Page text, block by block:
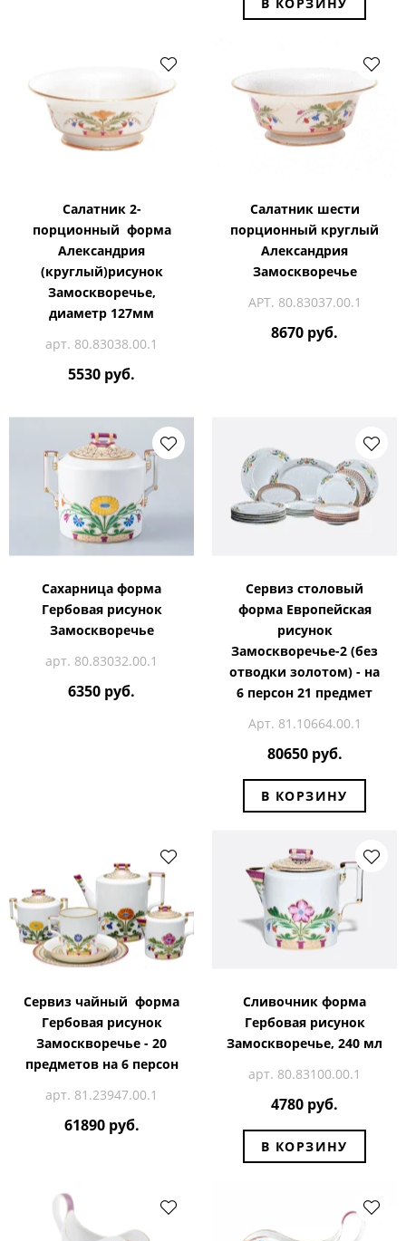
Салатник 2-
порционный форма
Александрия
(круглый)рисунок
Замоскворечье,
диаметр 127мм
арт. 80.83038.00.1
5530 руб.
Салатник шести
порционный круглый
Александрия
Замоскворечье
АРТ. 80.83037.00.1
8670 руб.
Сахарница форма
Гербовая рисунок
Замоскворечье
арт. 80.83032.00.1
6350 руб.
Сервиз столовый
форма Европейская
рисунок
Замоскворечье-2 (без
отводки золотом) - на
6 персон 21 предмет
Арт. 81.10664.00.1
80650 руб.
В КОРЗИНУ
Сервиз чайный форма
Гербовая рисунок
Замоскворечье - 20
предметов на 6 персон
арт. 81.23947.00.1
61890 руб.
Сливочник форма
Гербовая рисунок
Замоскворечье, 240 мл
арт. 80.83100.00.1
4780 руб.
В КОРЗИНУ